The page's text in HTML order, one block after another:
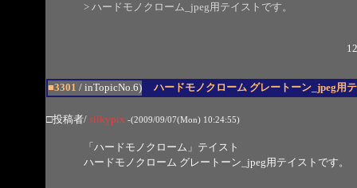
> ハードモノクローム_jpeg用テイストです。
■3301 / inTopicNo.6) ハードモノクローム グレートーン_jpeg用
□投稿者/ silkypix -(2009/09/07(Mon) 10:24:55)
「ハードモノクローム」テイスト
ハードモノクローム グレートーン_jpeg用テイストです。